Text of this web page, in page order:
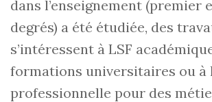
dans l’enseignement (premier
degrés) a été étudiée, des
s’intéressent à LSF
formations universitaires ou à
professionnelle pour des